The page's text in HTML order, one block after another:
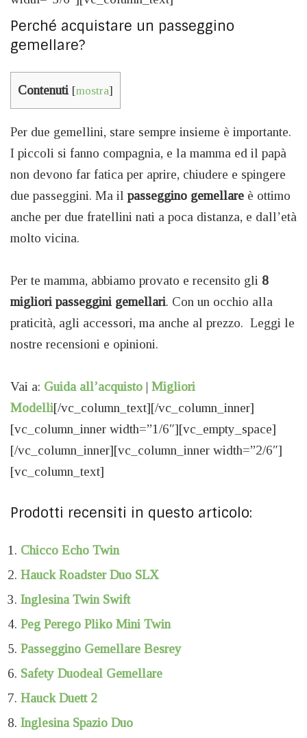
Perché acquistare un passeggino
gemellare?
Contenuti [mostra]
Per due gemellini, stare sempre insieme è importante.
I piccoli si fanno compagnia, e la mamma ed il papà
non devono far fatica per aprire, chiudere e spingere
due passeggini. Ma il passeggino gemellare è ottimo
anche per due fratellini nati a poca distanza, e dall’età
molto vicina.
Per te mamma, abbiamo provato e recensito gli 8
migliori passeggini gemellari. Con un occhio alla
praticità, agli accessori, ma anche al prezzo. Leggi le
nostre recensioni e opinioni.
Vai a: Guida all’acquisto | Migliori
Modelli[/vc_column_text][/vc_column_inner]
[vc_column_inner width=”1/6″][vc_empty_space]
[/vc_column_inner][vc_column_inner width=”2/6″]
[vc_column_text]
Prodotti recensiti in questo articolo:
Chicco Echo Twin
Hauck Roadster Duo SLX
Inglesina Twin Swift
Peg Perego Pliko Mini Twin
Passeggino Gemellare Besrey
Safety Duodeal Gemellare
Hauck Duett 2
Inglesina Spazio Duo